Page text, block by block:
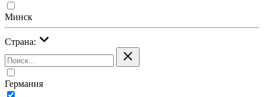
Минск
Страна:
Германия